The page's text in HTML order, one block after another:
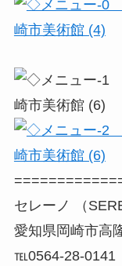
セレーノ （
愛知県岡崎市高
℡0564-28-0141